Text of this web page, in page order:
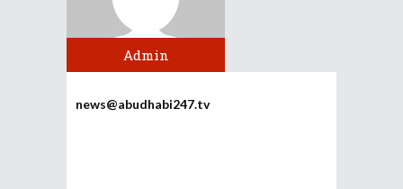
Admin
news@abudhabi247.tv